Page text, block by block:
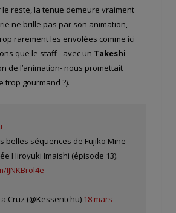
le reste, la tenue demeure vraiment
ne brille pas par son animation,
rarement les envolées comme ici
que le staff –avec un Takeshi
de l’animation- nous promettait
trop gourmand ?).
belles séquences de Fujiko Mine
Hiroyuki Imaishi (épisode 13).
IJNKBrol4e
Cruz (@Kessentchu) 18 mars